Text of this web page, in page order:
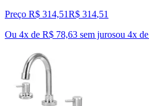
Preço R$ 314,51R$ 314,51
Ou 4x de R$ 78,63 sem jurosou 4x de